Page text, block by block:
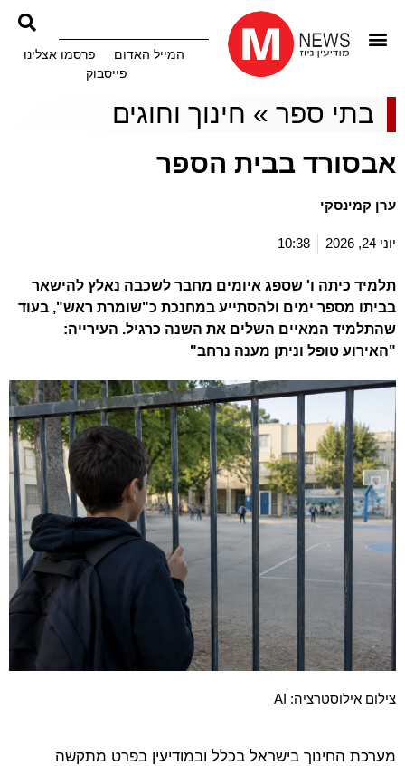
המייל האדום
פרסמו אצלינו
פייסבוק
בתי ספר» חינוך וחוגים
אבסורד בבית הספר
ערן קמינסקי
יוני 24, 2026 10:38
תלמיד כיתה ו' שספג איומים מחבר לשכבה נאלץ להישאר
בביתו מספר ימים ולהסתייע במחנכת כ"שומרת ראש", בעוד
שהתלמיד המאיים השלים את השנה כרגיל. העירייה:
"האירוע טופל וניתן מענה נרחב"
צילום אילוסטרציה: AI
מערכת החינוך בישראל בכלל ובמודיעין בפרט מתקשה